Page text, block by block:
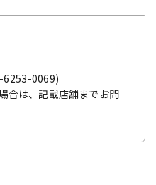
6253-0069)
合は、記載店舗までお問